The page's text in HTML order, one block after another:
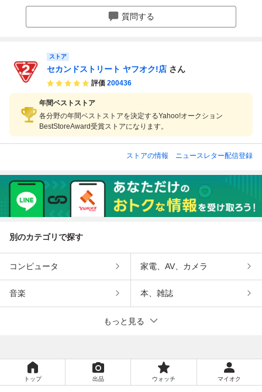
ー 黒 ブラック 32
5213-138 メンズ
質問する
ストア
セカンドストリート ヤフオク!店 さん
評価 200436
年間ベストストア
各分野の年間ベストストアを決定するYahoo!オークション
BestStoreAward受賞ストアになります。
ストアの情報 ニュースレター配信登録
別のカテゴリで探す
コンピュータ 家電、AV、カメラ
音楽 本、雑誌
もっと見る
トップ 出品 ウォッチ マイオク